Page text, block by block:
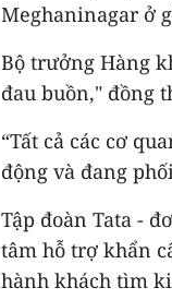
Meghaninagar ở
Bộ trưởng Hàng
đau buồn," đồng
“Tất cả các cơ
động và đang
Tập đoàn Tata -
tâm hỗ trợ khẩn
hành khách tìm